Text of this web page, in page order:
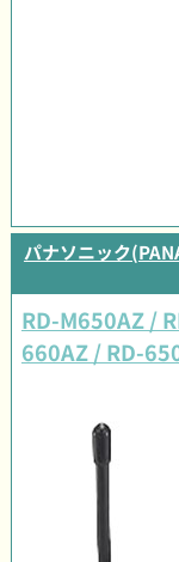
パナソニック
RD-M650AZ /
660AZ / RD-